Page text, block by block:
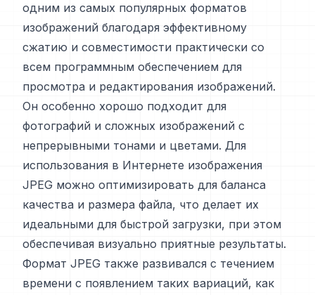
одним из самых популярных форматов
изображений благодаря эффективному
сжатию и совместимости практически со
всем программным обеспечением для
просмотра и редактирования изображений.
Он особенно хорошо подходит для
фотографий и сложных изображений с
непрерывными тонами и цветами. Для
использования в Интернете изображения
JPEG можно оптимизировать для баланса
качества и размера файла, что делает их
идеальными для быстрой загрузки, при этом
обеспечивая визуально приятные результаты.
Формат JPEG также развивался с течением
времени с появлением таких вариаций, как